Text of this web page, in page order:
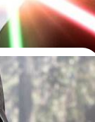
ต่อ
งในรูปแบบมุม
สมกับแนว Open
ว สุดท้ายกับ
ที่เปิดเกม
งหมดของ